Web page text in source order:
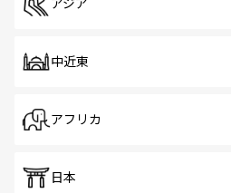
アジア
中近東
アフリカ
日本